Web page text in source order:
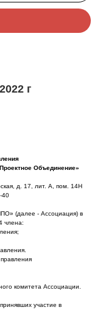
г
Объединение»
д. 17, лит. А, пом. 14Н
40
(далее - Ассоциация) в
члена:
комитета Ассоциации.
участие в